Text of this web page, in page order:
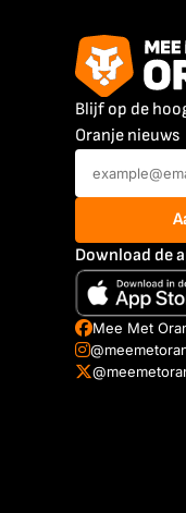
Blijf op de
Oranje nieuws
Download de
Mee Met